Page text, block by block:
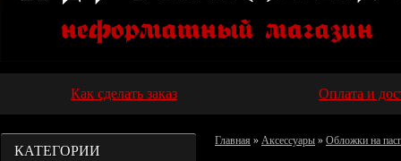
Как сделать заказ Оплата и
КАТЕГОРИИ Главная » Аксессуары » Обложки на